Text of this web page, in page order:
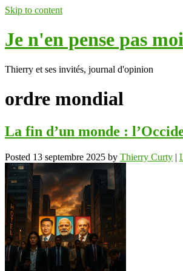
Skip to content
Je n'en pense pas
Thierry et ses invités, journal d'opinion
ordre mondial
La fin d’un monde :
Posted 13 septembre 2025 by Thierry Curty |